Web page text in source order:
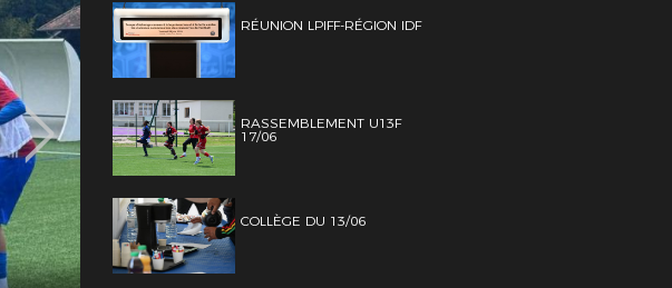
RÉUNION LPIFF-RÉGION IDF
RASSEMBLEMENT U13F
17/06
COLLÈGE DU 13/06